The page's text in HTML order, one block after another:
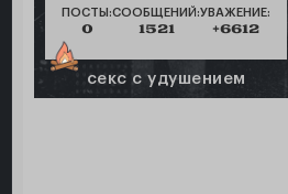
ПОСТЫ:
0
СООБЩЕНИЙ:
1521
УВАЖЕНИЕ:
+6612
секс с удушением